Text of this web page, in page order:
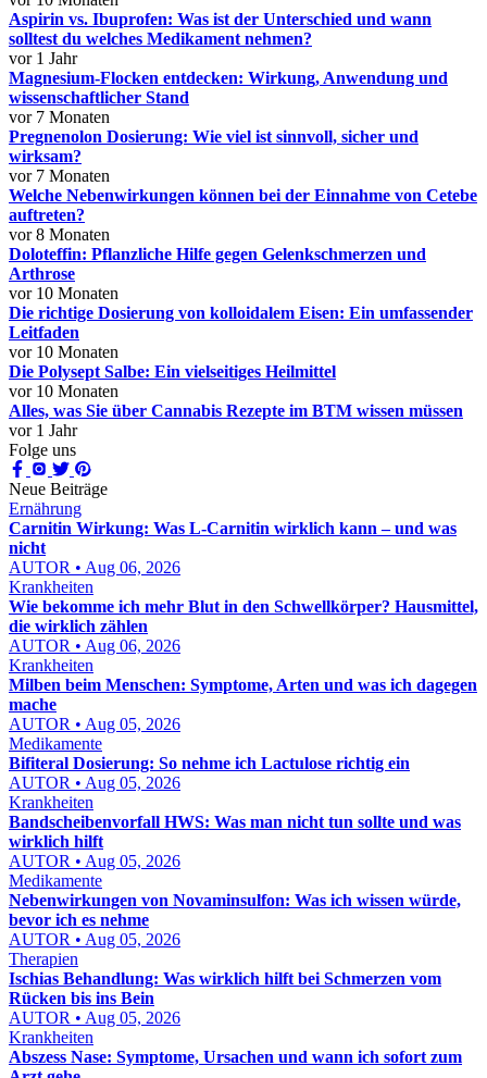
Aspirin vs. Ibuprofen: Was ist der Unterschied und wann
solltest du welches Medikament nehmen?
vor 1 Jahr
Magnesium-Flocken entdecken: Wirkung, Anwendung und
wissenschaftlicher Stand
vor 7 Monaten
Pregnenolon Dosierung: Wie viel ist sinnvoll, sicher und
wirksam?
vor 7 Monaten
Welche Nebenwirkungen können bei der Einnahme von Cetebe
auftreten?
vor 8 Monaten
Doloteffin: Pflanzliche Hilfe gegen Gelenkschmerzen und
Arthrose
vor 10 Monaten
Die richtige Dosierung von kolloidalem Eisen: Ein umfassender
Leitfaden
vor 10 Monaten
Die Polysept Salbe: Ein vielseitiges Heilmittel
vor 10 Monaten
Alles, was Sie über Cannabis Rezepte im BTM wissen müssen
vor 1 Jahr
Folge uns
Neue Beiträge
Ernährung
Carnitin Wirkung: Was L-Carnitin wirklich kann – und was
nicht
AUTOR • Aug 06, 2026
Krankheiten
Wie bekomme ich mehr Blut in den Schwellkörper? Hausmittel,
die wirklich zählen
AUTOR • Aug 06, 2026
Krankheiten
Milben beim Menschen: Symptome, Arten und was ich dagegen
mache
AUTOR • Aug 05, 2026
Medikamente
Bifiteral Dosierung: So nehme ich Lactulose richtig ein
AUTOR • Aug 05, 2026
Krankheiten
Bandscheibenvorfall HWS: Was man nicht tun sollte und was
wirklich hilft
AUTOR • Aug 05, 2026
Medikamente
Nebenwirkungen von Novaminsulfon: Was ich wissen würde,
bevor ich es nehme
AUTOR • Aug 05, 2026
Therapien
Ischias Behandlung: Was wirklich hilft bei Schmerzen vom
Rücken bis ins Bein
AUTOR • Aug 05, 2026
Krankheiten
Abszess Nase: Symptome, Ursachen und wann ich sofort zum